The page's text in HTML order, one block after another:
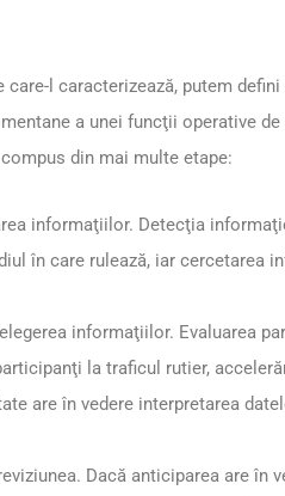
l caracterizează, putem
a unei funcţii operative
din mai multe etape:
informaţiilor. Detecţia
în care rulează, iar cercetarea
informaţiilor. Evaluarea
la traficul rutier,
are în vedere interpretarea
Dacă anticiparea are în